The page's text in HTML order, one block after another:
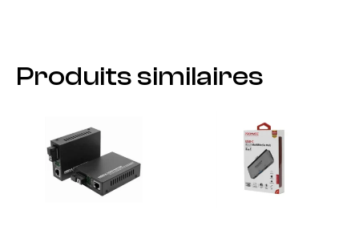
Produits similaires